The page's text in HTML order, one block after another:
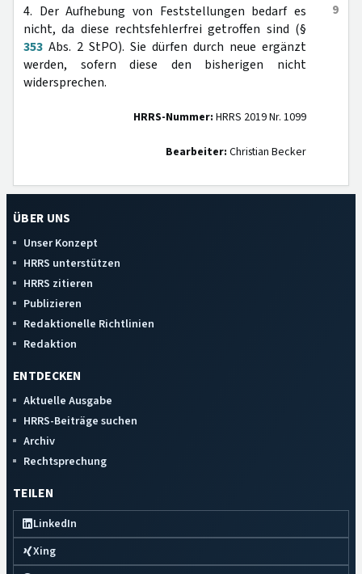
9
4. Der Aufhebung von Feststellungen bedarf es
nicht, da diese rechtsfehlerfrei getroffen sind (§
353 Abs. 2 StPO). Sie dürfen durch neue ergänzt
werden, sofern diese den bisherigen nicht
widersprechen.
HRRS-Nummer: HRRS 2019 Nr. 1099
Bearbeiter: Christian Becker
ÜBER UNS
Unser Konzept
HRRS unterstützen
HRRS zitieren
Publizieren
Redaktionelle Richtlinien
Redaktion
ENTDECKEN
Aktuelle Ausgabe
HRRS-Beiträge suchen
Archiv
Rechtsprechung
TEILEN
LinkedIn
Xing